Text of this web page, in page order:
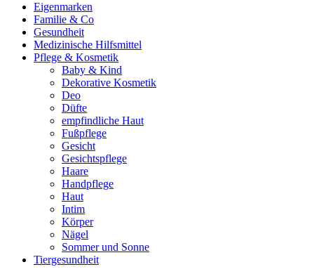
Eigenmarken
Familie & Co
Gesundheit
Medizinische Hilfsmittel
Pflege & Kosmetik
Baby & Kind
Dekorative Kosmetik
Deo
Düfte
empfindliche Haut
Fußpflege
Gesicht
Gesichtspflege
Haare
Handpflege
Haut
Intim
Körper
Nägel
Sommer und Sonne
Tiergesundheit